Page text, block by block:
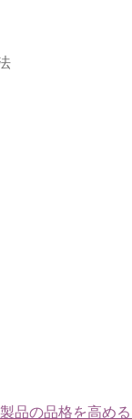
品の品格を高める